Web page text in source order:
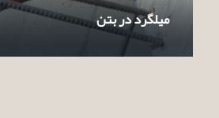
میلگرد در بتن